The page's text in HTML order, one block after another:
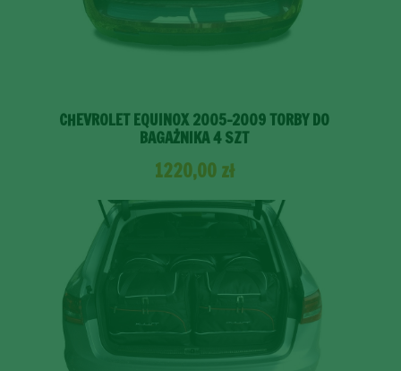
CHEVROLET EQUINOX 2005-2009 TORBY DO
BAGAŻNIKA 4 SZT
1220,00 zł